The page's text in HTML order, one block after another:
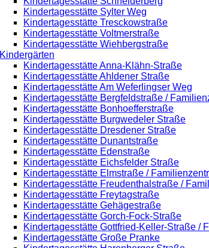
Kindertagesstätte Sylter Weg
Kindertagesstätte Tresckowstraße
Kindertagesstätte Voltmerstraße
Kindertagesstätte Wiehbergstraße
Kindergärten
Kindertagesstätte Anna-Klähn-Straße
Kindertagesstätte Ahldener Straße
Kindertagesstätte Am Weferlingser Weg
Kindertagesstätte Bergfeldstraße /
Kindertagesstätte Bonhoefferstraße
Kindertagesstätte Burgwedeler Straße
Kindertagesstätte Dresdener Straße
Kindertagesstätte Dunantstraße
Kindertagesstätte Edenstraße
Kindertagesstätte Eichsfelder Straße
Kindertagesstätte Elmstraße /
Kindertagesstätte Freudenthalstraße /
Kindertagesstätte Freytagstraße
Kindertagesstätte Gehägestraße
Kindertagesstätte Gorch-Fock-Straße
Kindertagesstätte Gottfried-Keller-Straße /
Kindertagesstätte Große Pranke